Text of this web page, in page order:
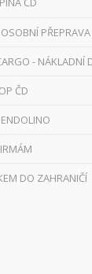
PŘEPRAVA
- NÁKLADNÍ
ČD
DO ZAHRANIČÍ